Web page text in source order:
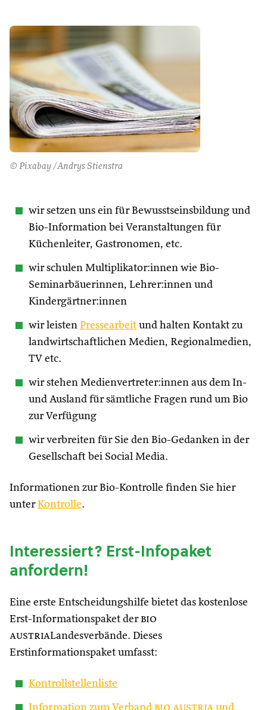
© Pixabay /Andrys Stienstra
wir setzen uns ein für Bewusstseinsbildung und
Bio-Information bei Veranstaltungen für
Küchenleiter, Gastronomen, etc.
wir schulen Multiplikator:innen wie Bio-
Seminarbäuerinnen, Lehrer:innen und
Kindergärtner:innen
wir leisten Pressearbeit und halten Kontakt zu
landwirtschaftlichen Medien, Regionalmedien,
TV etc.
wir stehen Medienvertreter:innen aus dem In-
und Ausland für sämtliche Fragen rund um Bio
zur Verfügung
wir verbreiten für Sie den Bio-Gedanken in der
Gesellschaft bei Social Media.
Informationen zur Bio-Kontrolle finden Sie hier
unterKontrolle.
Interessiert? Erst-Infopaket
anfordern!
Eine erste Entscheidungshilfe bietet das kostenlose
Erst-Informationspaket der bio
austriaLandesverbände. Dieses
Erstinformationspaket umfasst:
Kontrollstellenliste